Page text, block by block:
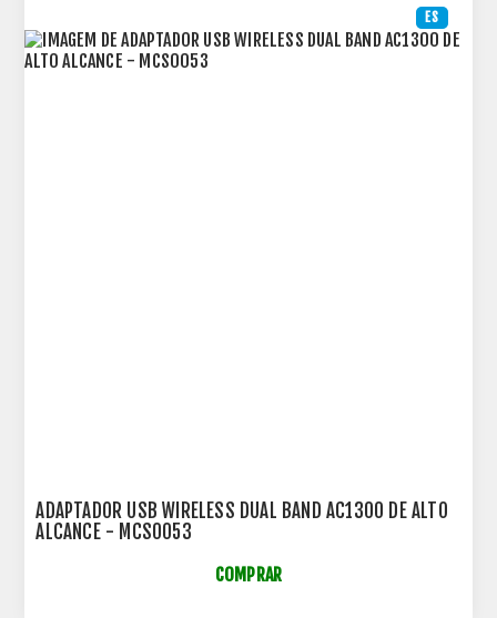
ES
ADAPTADOR USB WIRELESS DUAL BAND AC1300 DE ALTO
ALCANCE - MCS0053
COMPRAR